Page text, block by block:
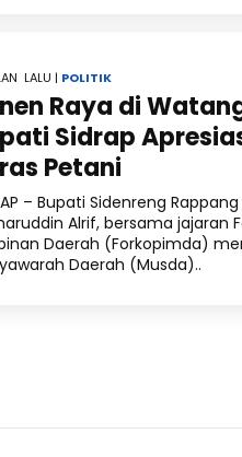
LALU | POLITIK
Raya di
Sidrap
Petani
– Bupati Sidenreng
Alrif, bersama jajaran
Daerah (Forkopimda)
Daerah (Musda)..